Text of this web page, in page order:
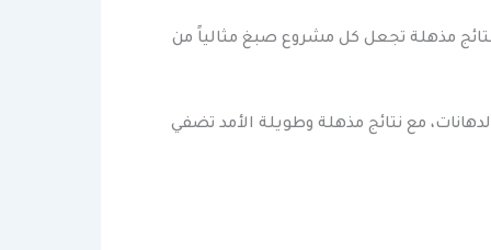
نتائج مذهلة تجعل كل مشروع صبغ مثالياً من
مع نتائج مذهلة وطويلة الأمد تضفي